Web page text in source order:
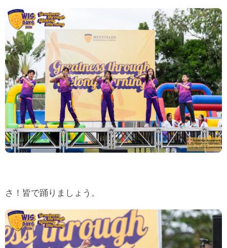
さ！皆で踊りましょう。